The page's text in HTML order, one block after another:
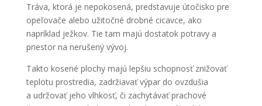
Tráva, ktorá je nepokosená, predstavuje útočisko pre
opeľovače alebo užitočné drobné cicavce, ako
napríklad ježkov. Tie tam majú dostatok potravy a
priestor na nerušený vývoj.
Takto kosené plochy majú lepšiu schopnosť znižovať
teplotu prostredia, zadržiavať výpar do ovzdušia
a udržovať jeho vlhkosť, či zachytávať prachové